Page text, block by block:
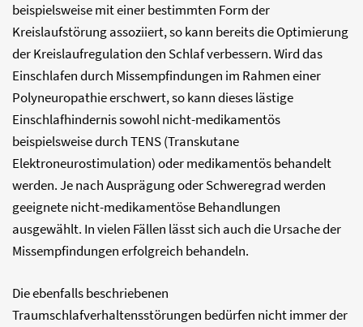
beispielsweise mit einer bestimmten Form der
Kreislaufstörung assoziiert, so kann bereits die Optimierung
der Kreislaufregulation den Schlaf verbessern. Wird das
Einschlafen durch Missempfindungen im Rahmen einer
Polyneuropathie erschwert, so kann dieses lästige
Einschlafhindernis sowohl nicht-medikamentös
beispielsweise durch TENS (Transkutane
Elektroneurostimulation) oder medikamentös behandelt
werden. Je nach Ausprägung oder Schweregrad werden
geeignete nicht-medikamentöse Behandlungen
ausgewählt. In vielen Fällen lässt sich auch die Ursache der
Missempfindungen erfolgreich behandeln.
Die ebenfalls beschriebenen
Traumschlafverhaltensstörungen bedürfen nicht immer der